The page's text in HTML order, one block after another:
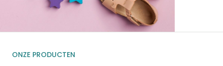
ONZE PRODUCTEN